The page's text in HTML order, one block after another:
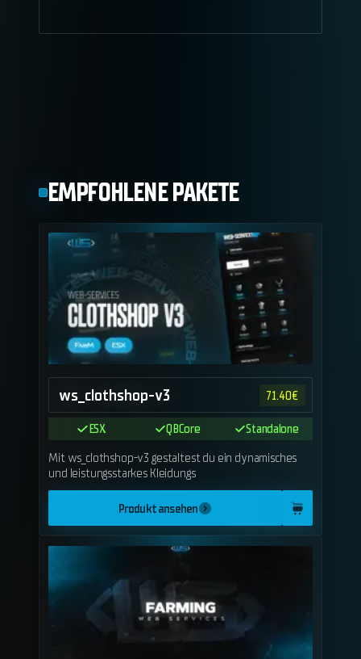
EMPFOHLENE PAKETE
ws_clothshop-v3 71.40€
ESX QBCore
Standalone
Mit ws_clothshop-v3 gestaltest du ein dynamisches
und leistungsstarkes Kleidungs
Produkt ansehen